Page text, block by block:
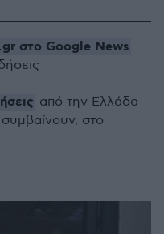
στο Google News
από την Ελλάδα
στο